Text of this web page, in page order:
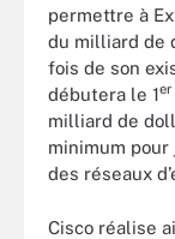
permettre à
du milliard de
fois de son
débutera le 1er
milliard de
minimum
des réseaux
Cisco réalise